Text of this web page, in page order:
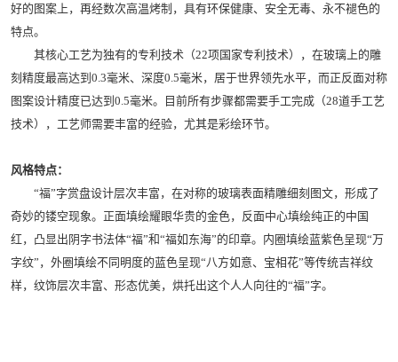
好的图案上，再经数次高温烤制，具有环保健康、安全无毒、永不褪色的
特点。
其核心工艺为独有的专利技术（22项国家专利技术），在玻璃上的雕
刻精度最高达到0.3毫米、深度0.5毫米，居于世界领先水平，而正反面对称
图案设计精度已达到0.5毫米。目前所有步骤都需要手工完成（28道手工艺
技术），工艺师需要丰富的经验，尤其是彩绘环节。
风格特点：
“福”字赏盘设计层次丰富，在对称的玻璃表面精雕细刻图文，形成了
奇妙的镂空现象。正面填绘耀眼华贵的金色，反面中心填绘纯正的中国
红，凸显出阴字书法体“福”和“福如东海”的印章。内圈填绘蓝紫色呈现“万
字纹”，外圈填绘不同明度的蓝色呈现“八方如意、宝相花”等传统吉祥纹
样，纹饰层次丰富、形态优美，烘托出这个人人向往的“福”字。